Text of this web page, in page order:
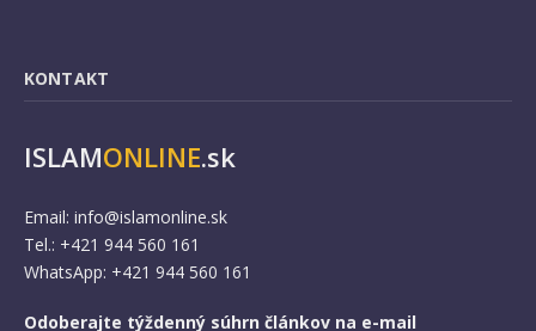
KONTAKT
ISLAMONLINE.sk
Email: info@islamonline.sk
Tel.: +421 944 560 161
WhatsApp: +421 944 560 161
Odoberajte týždenný súhrn článkov na e-mail